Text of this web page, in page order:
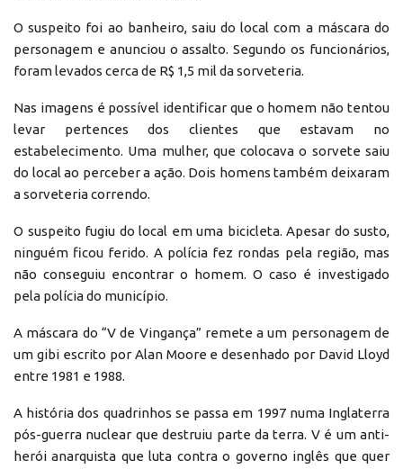
O suspeito foi ao banheiro, saiu do local com a máscara do
personagem e anunciou o assalto. Segundo os funcionários,
foram levados cerca de R$ 1,5 mil da sorveteria.
Nas imagens é possível identificar que o homem não tentou
levar pertences dos clientes que estavam no
estabelecimento. Uma mulher, que colocava o sorvete saiu
do local ao perceber a ação. Dois homens também deixaram
a sorveteria correndo.
O suspeito fugiu do local em uma bicicleta. Apesar do susto,
ninguém ficou ferido. A polícia fez rondas pela região, mas
não conseguiu encontrar o homem. O caso é investigado
pela polícia do município.
A máscara do “V de Vingança” remete a um personagem de
um gibi escrito por Alan Moore e desenhado por David Lloyd
entre 1981 e 1988.
A história dos quadrinhos se passa em 1997 numa Inglaterra
pós-guerra nuclear que destruiu parte da terra. V é um anti-
herói anarquista que luta contra o governo inglês que quer